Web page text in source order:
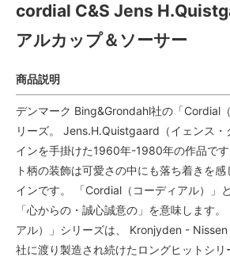
cordial C&S Jens
アルカップ＆ソーサー
商品説明
デンマーク Bing&Grondahl社の「Cordial
リーズ。 Jens.H.Quistgaard（イェンス・
インを手掛けた1960年-1980年の作品で
ト柄の装飾は可愛さの中にも落ち着きを
インです。 「Cordial（コーディアル）」
「心からの・誠心誠意の」を意味します
アル）」シリーズは、 Kronjyden -
社に渡り製造され続けたロングヒットシ